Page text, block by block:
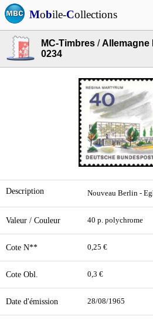
Mobile-Collections
MC-Timbres /Allemagne
0234
Description Nouveau Berlin -
Valeur / Couleur 40 p. polychrome
Cote N** 0,25 €
Cote Obl. 0,3 €
Date d'émission 28/08/1965